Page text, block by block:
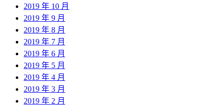
2019 年 10 月
2019 年 9 月
2019 年 8 月
2019 年 7 月
2019 年 6 月
2019 年 5 月
2019 年 4 月
2019 年 3 月
2019 年 2 月